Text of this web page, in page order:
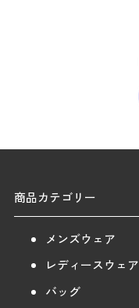
商品カテゴリー
メンズウェア
レディースウェア
バッグ